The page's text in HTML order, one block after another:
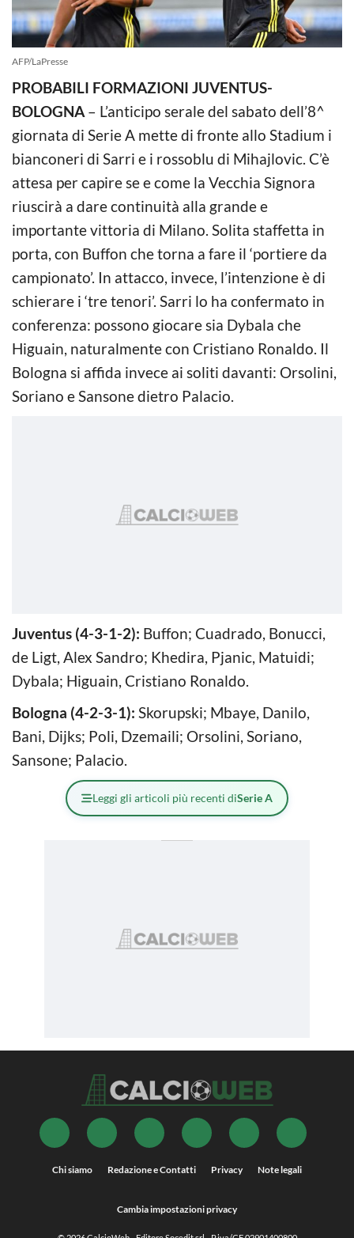
AFP/LaPresse
PROBABILI FORMAZIONI JUVENTUS-
BOLOGNA – L’anticipo serale del sabato dell’8^
giornata di Serie A mette di fronte allo Stadium i
bianconeri di Sarri e i rossoblu di Mihajlovic. C’è
attesa per capire se e come la Vecchia Signora
riuscirà a dare continuità alla grande e
importante vittoria di Milano. Solita staffetta in
porta, con Buffon che torna a fare il ‘portiere da
campionato’. In attacco, invece, l’intenzione è di
schierare i ‘tre tenori’. Sarri lo ha confermato in
conferenza: possono giocare sia Dybala che
Higuain, naturalmente con Cristiano Ronaldo. Il
Bologna si affida invece ai soliti davanti: Orsolini,
Soriano e Sansone dietro Palacio.
Juventus (4-3-1-2): Buffon; Cuadrado, Bonucci,
de Ligt, Alex Sandro; Khedira, Pjanic, Matuidi;
Dybala; Higuain, Cristiano Ronaldo.
Bologna (4-2-3-1): Skorupski; Mbaye, Danilo,
Bani, Dijks; Poli, Dzemaili; Orsolini, Soriano,
Sansone; Palacio.
Leggi gli articoli più recenti diSerie A
Chi siamo Redazione e Contatti Privacy Note legali
Cambia impostazioni privacy